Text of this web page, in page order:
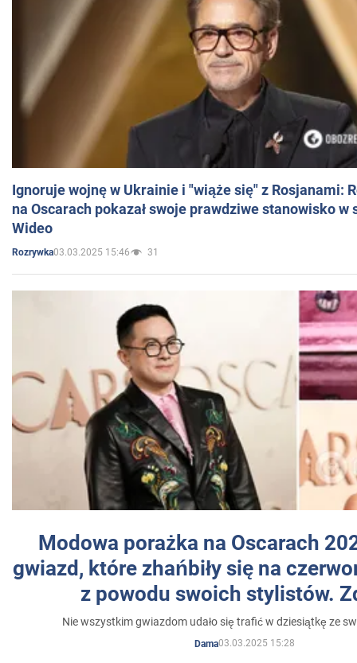
Ignoruje wojnę w Ukrainie i "wiąże się" z Rosjanami:
na Oscarach pokazał swoje prawdziwe stanowisko w
Wideo
Rozrywka03.03.2025 15:46 31
Modowa porażka na Oscarach
gwiazd, które zhańbiły się na
z powodu swoich stylistów.
Nie wszystkim gwiazdom udało się trafić w dziesiątkę ze
Dama03.03.2025 15:28